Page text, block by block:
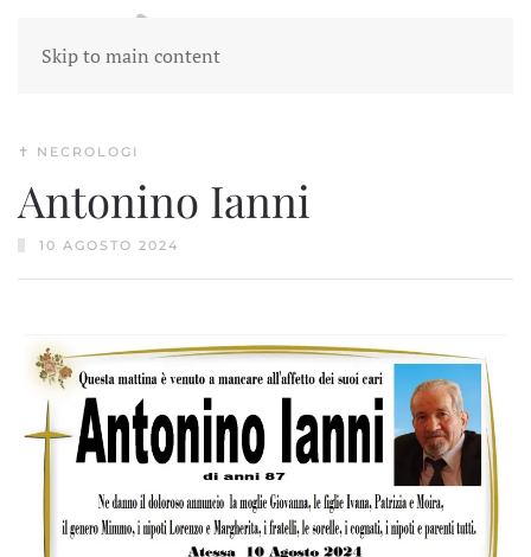
Skip to main content
✝︎ NECROLOGI
Antonino Ianni
10 AGOSTO 2024